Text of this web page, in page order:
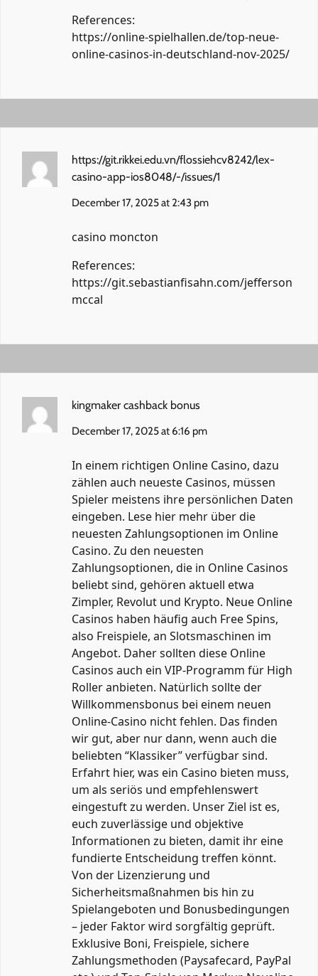
References:
https://online-spielhallen.de/top-neue-
online-casinos-in-deutschland-nov-2025/
https://git.rikkei.edu.vn/flossiehcv8242/lex-
casino-app-ios8048/-/issues/1
December 17, 2025 at 2:43 pm
casino moncton
References:
https://git.sebastianfisahn.com/jefferson
mccal
kingmaker cashback bonus
December 17, 2025 at 6:16 pm
In einem richtigen Online Casino, dazu
zählen auch neueste Casinos, müssen
Spieler meistens ihre persönlichen Daten
eingeben. Lese hier mehr über die
neuesten Zahlungsoptionen im Online
Casino. Zu den neuesten
Zahlungsoptionen, die in Online Casinos
beliebt sind, gehören aktuell etwa
Zimpler, Revolut und Krypto. Neue Online
Casinos haben häufig auch Free Spins,
also Freispiele, an Slotsmaschinen im
Angebot. Daher sollten diese Online
Casinos auch ein VIP-Programm für High
Roller anbieten. Natürlich sollte der
Willkommensbonus bei einem neuen
Online-Casino nicht fehlen. Das finden
wir gut, aber nur dann, wenn auch die
beliebten “Klassiker” verfügbar sind.
Erfahrt hier, was ein Casino bieten muss,
um als seriös und empfehlenswert
eingestuft zu werden. Unser Ziel ist es,
euch zuverlässige und objektive
Informationen zu bieten, damit ihr eine
fundierte Entscheidung treffen könnt.
Von der Lizenzierung und
Sicherheitsmaßnahmen bis hin zu
Spielangeboten und Bonusbedingungen
– jeder Faktor wird sorgfältig geprüft.
Exklusive Boni, Freispiele, sichere
Zahlungsmethoden (Paysafecard, PayPal